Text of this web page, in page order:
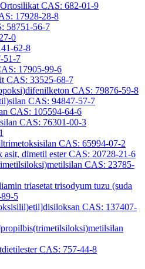
CAS: 682-01-9
17928-28-8
58751-56-7
0
62-8
51-7
17905-99-6
CAS: 33525-68-7
CAS: 79876-59-8
CAS: 94847-57-7
CAS: 105594-64-6
CAS: 76301-00-3
CAS: 65994-07-2
dimetil ester CAS: 20728-21-6
CAS: 23785-
triasetat trisodyum tuzu (suda
5
CAS: 137407-
CAS: 757-44-8